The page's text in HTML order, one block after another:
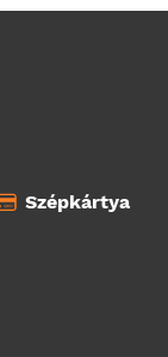
Szépkártya